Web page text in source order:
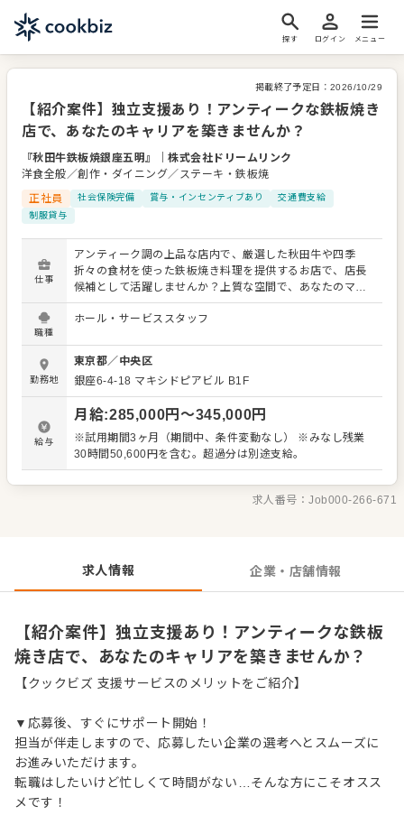
探す ログイン メニュー
掲載終了予定日： 2026/10/29
【紹介案件】独立支援あり！アンティークな鉄板焼き
店で、あなたのキャリアを築きませんか？
『秋田牛鉄板焼銀座五明』 ｜株式会社ドリームリンク
洋食全般／創作・ダイニング／ステーキ・鉄板焼
正社員
社会保険完備 賞与・インセンティブあり
交通費支給
制服貸与
仕事
アンティーク調の上品な店内で、厳選した秋田牛や四季
折々の食材を使った鉄板焼き料理を提供するお店で、店長
候補として活躍しませんか？上質な空間で、あなたのマネ
ジメントスキルとホスピタリティを発揮してください。 主
な業務は、仕入れ・発注業務、在庫管理、仕込み、接客、
管理業務、販促企画、アルバイトの採用・教育まで、多岐
にわたります。OJTやコンプライアンス研修が充実してい
るため、安心して店舗運営に必要なスキルを習得できま
す。 独立支援制度があるため、将来、管理職を目指すか、
独立するか、ご自身のキャリアを選べます。あなたの熱意
で、お客様に愛されるお店を創り上げてください。 ＜おす
すめポイント＞ 独立支援制度があり、将来のキャリアを選
識が深まります。 OJTや研修が充実し、マネジメントスキ
職種
ホール・サービススタッフ
勤務地
東京都／ 中央区
銀座6-4-18 マキシドピアビル B1F
給与
月給:285,000円〜345,000円
※試用期間3ヶ月（期間中、条件変動なし） ※みなし残業
30時間50,600円を含む。超過分は別途支給。
求人番号：Job000-266-671
求人情報 企業・店舗情報
【紹介案件】独立支援あり！アンティークな鉄板
焼き店で、あなたのキャリアを築きませんか？
【クックビズ 支援サービスのメリットをご紹介】
▼応募後、すぐにサポート開始！
担当が伴走しますので、応募したい企業の選考へとスムーズに
お進みいただけます。
転職はしたいけど忙しくて時間がない…そんな方にこそオスス
メです！